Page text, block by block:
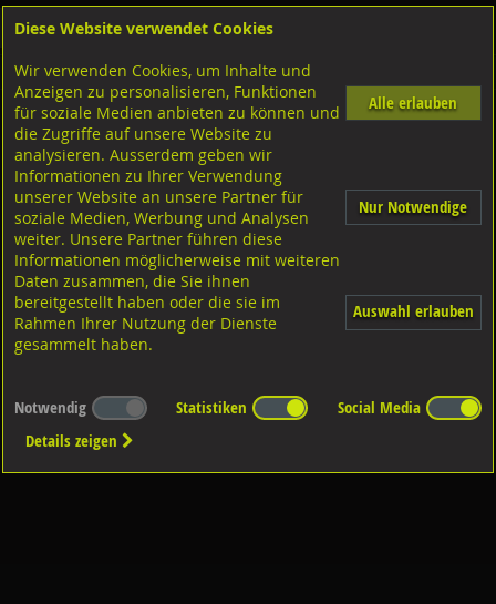
Shop Distanzplatten-Brandschutz-KunststoffteileU-Kunststoffplatten nicht steckbar
NEU: U-Kunststoffplatten SCHWARZ
Abmessung: 30x45
Diese Website verwendet Cookies
Wir verwenden Cookies, um Inhalte und
Anzeigen zu personalisieren, Funktionen
für soziale Medien anbieten zu können und
die Zugriffe auf unsere Website zu
analysieren. Ausserdem geben wir
Informationen zu Ihrer Verwendung
unserer Website an unsere Partner für
soziale Medien, Werbung und Analysen
weiter. Unsere Partner führen diese
Informationen möglicherweise mit weiteren
Daten zusammen, die Sie ihnen
bereitgestellt haben oder die sie im
Rahmen Ihrer Nutzung der Dienste
gesammelt haben.
Alle erlauben
Nur Notwendige
Auswahl erlauben
Notwendig Statistiken
Social Media
Details zeigen